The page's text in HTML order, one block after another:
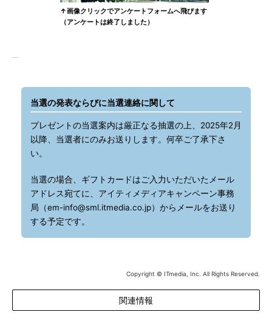
↑画像クリックでアンケートフォームへ飛びます
（アンケートは終了しました）
当選の発表ならびに当選連絡に関して
プレゼントの当選案内は厳正なる抽選の上、2025年2月
以降、当選者にのみお送りします。何卒ご了承下さ
い。
当選の場合、ギフトカードはご入力いただいたメール
アドレス宛てに、アイティメディアキャンペーン事務
局（em-info@sml.itmedia.co.jp）からメールをお送り
する予定です。
Copyright © ITmedia, Inc. All Rights Reserved.
関連情報